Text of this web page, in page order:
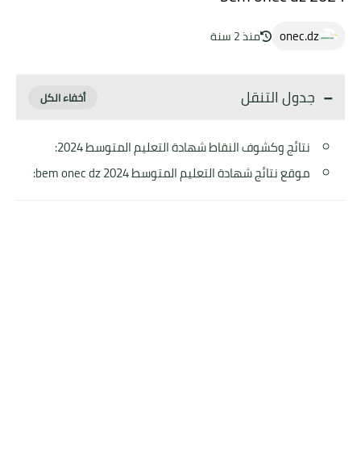
onec.dz منذ 2 سنة
جدول التنقل
نتائج وكشوف النقاط شهادة التعليم المتوسط 2024:
موقع نتائج شهادة التعليم المتوسط bem onec dz 2024: